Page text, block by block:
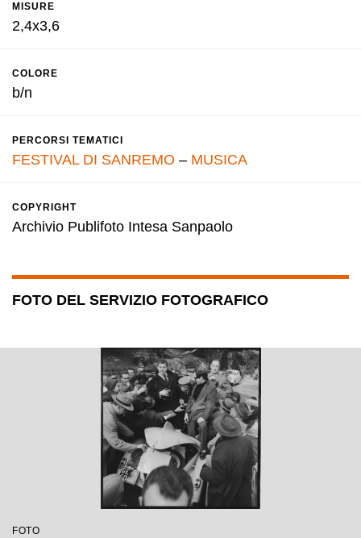
MISURE
2,4x3,6
COLORE
b/n
PERCORSI TEMATICI
FESTIVAL DI SANREMO – MUSICA
COPYRIGHT
Archivio Publifoto Intesa Sanpaolo
FOTO DEL SERVIZIO FOTOGRAFICO
FOTO